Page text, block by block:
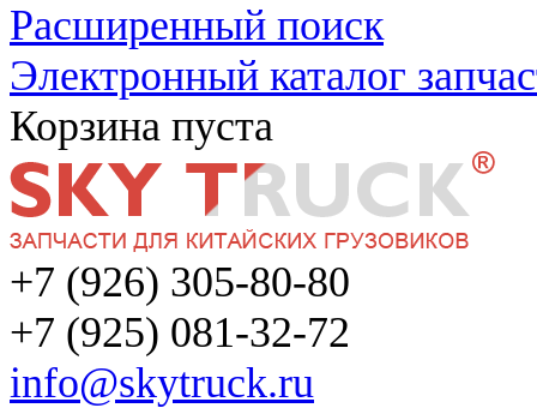
Расширенный поиск
Электронный каталог
Корзина пуста
+7 (926) 305-80-80
+7 (925) 081-32-72
info@skytruck.ru